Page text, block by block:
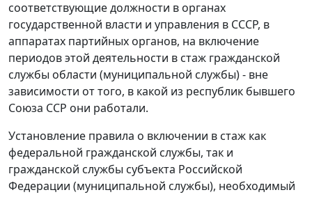
соответствующие должности в органах
государственной власти и управления в СССР, в
аппаратах партийных органов, на включение
периодов этой деятельности в стаж гражданской
службы области (муниципальной службы) - вне
зависимости от того, в какой из республик бывшего
Союза ССР они работали.
Установление правила о включении в стаж как
федеральной гражданской службы, так и
гражданской службы субъекта Российской
Федерации (муниципальной службы), необходимый